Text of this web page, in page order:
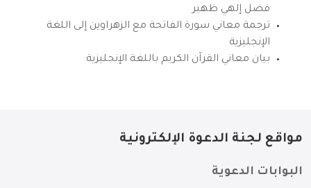
فضل إلهي ظهير
ترجمة معاني سورة الفاتحة مع الزهراوين إلى اللغة
الإنجليزية
بيان معاني القرآن الكريم باللغة الإنجليزية
مواقع لجنة الدعوة الإلكترونية
البوابات الدعوية